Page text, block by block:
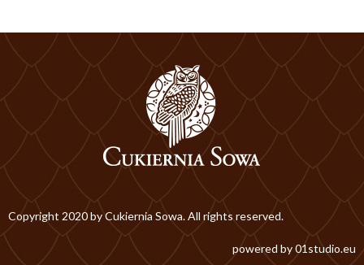
Copyright 2020 by Cukiernia Sowa. All rights reserved.
powered by01studio.eu